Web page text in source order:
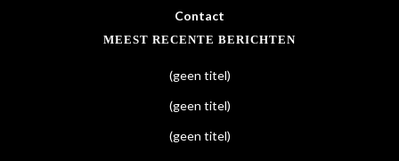
Contact
MEEST RECENTE BERICHTEN
(geen titel)
(geen titel)
(geen titel)